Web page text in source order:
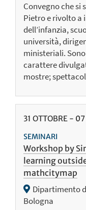
Convegno che si
Pietro e rivolto a
dell’infanzia,
università,
ministeriali.
carattere
mostre;
31 OTTOBRE - 07
SEMINARI
Workshop by
learning
mathcitymap
Dipartimento
Bologna